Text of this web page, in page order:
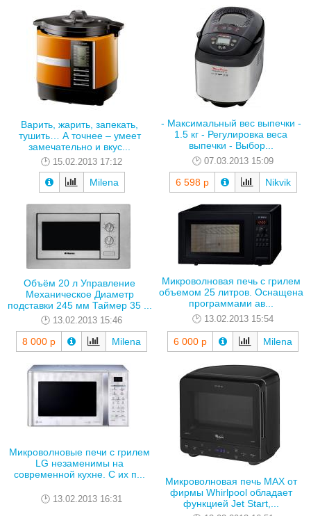
Варить, жарить, запекать,
тушить… А точнее – умеет
замечательно и вкус...
15.02.2013 17:12
Milena
- Максимальный вес выпечки -
1.5 кг - Регулировка веса
выпечки - Выбор...
07.03.2013 15:09
6 598 р Nikvik
Объём 20 л Управление
Механическое Диаметр
подставки 245 мм Таймер 35 ...
13.02.2013 15:46
8 000 р Milena
Микроволновая печь с грилем
объемом 25 литров. Оснащена
программами ав...
13.02.2013 15:54
6 000 р Milena
Микроволновые печи с грилем
LG незаменимы на
современной кухне. С их п...
13.02.2013 16:31
Микроволновая печь MAX от
фирмы Whirlpool обладает
функцией Jet Start,...